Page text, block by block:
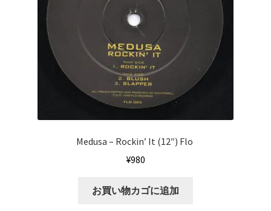
Medusa – Rockin’ It (12″) Flo ‎
¥980
お買い物カゴに追加